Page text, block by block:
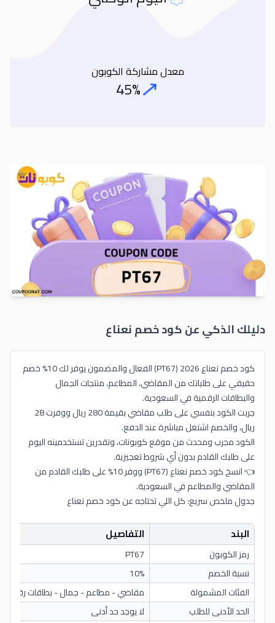
معدل مشاركة الكوبون
Coupon Share Rate
45%
دليلك الذكي عن كود خصمنعناع
كود خصم نعناع 2026 (PT67) الفعال والمضمون يوفر لك 10% خصم
حقيقي على طلباتك من المقاضي، المطاعم، منتجات الجمال
والبطاقات الرقمية في السعودية.
جربت الكود بنفسي على طلب مقاضي بقيمة 280 ريال ووفرت 28
ريال، والخصم اشتغل مباشرة عند الدفع.
الكود مجرب ومحدث من موقع كوبونات، وتقدرين تستخدمينه اليوم
على طلبك القادم بدون أي شروط تعجيزية.
👈 انسخ كود خصم نعناع (PT67) ووفر 10% على طلبك القادم من
المقاضي والمطاعم في السعودية.
جدول ملخص سريع: كل اللي تحتاجه عن كود خصم نعناع
البند التفاصيل
رمز الكوبون
PT67
نسبة الخصم
10%
الفئات المشمولة
مقاضي - مطاعم - جمال - بطاقات رقمية
الحد الأدنى للطلب
لا يوجد حد أدنى